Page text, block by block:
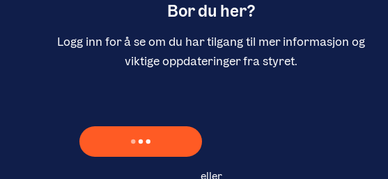
Bor du her?
Logg inn for å se om du har tilgang til mer informasjon og
viktige oppdateringer fra styret.
Laster inn Vipps …
eller